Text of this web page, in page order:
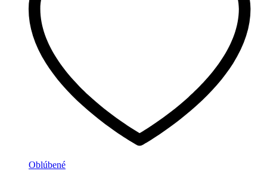
Oblúbené